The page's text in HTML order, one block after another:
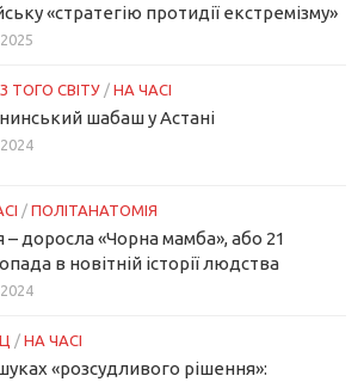
«стратегію протидії екстремізму»
З ТОГО СВІТУ / НА ЧАСІ
шабаш у Астані
/ ПОЛІТАНАТОМІЯ
– доросла «Чорна мамба», або 21
в новітній історії людства
/ НА ЧАСІ
«розсудливого рішення»: